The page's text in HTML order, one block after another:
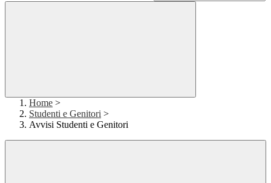
Home >
Studenti e Genitori >
Avvisi Studenti e Genitori